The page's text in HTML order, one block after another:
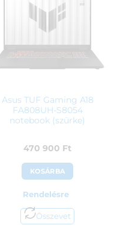
Gyártó:Dell
12 hónap
99 900 Ft
Asus TUF Gaming A18
FA808UH-S8054
notebook (szürke)
470 900 Ft
KOSÁRBA
Rendelésre
Összevet